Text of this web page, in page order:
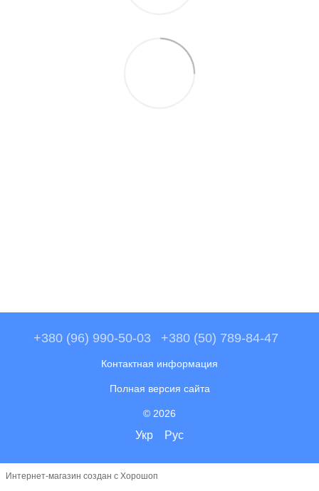
+380 (96) 990-50-03 +380 (50) 789-84-47
Контактная информация
Полная версия сайта
© 2026
Укр Рус
Интернет-магазин создан с Хорошоп